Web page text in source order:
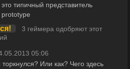
типичный представитель
prototype
3 геймера одобряют этот
05:06
Или как? Чего здесь